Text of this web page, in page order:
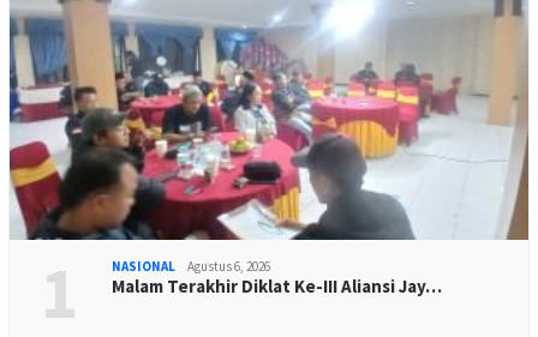
1 NASIONAL Agustus 6, 2026
Malam Terakhir Diklat Ke-III Aliansi Jay…